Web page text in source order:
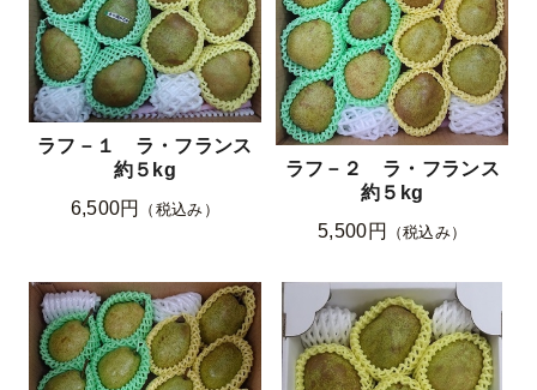
ラフ－１ ラ・フランス
約５kg
6,500円
（税込み）
ラフ－２ ラ・フランス
約５kg
5,500円
（税込み）